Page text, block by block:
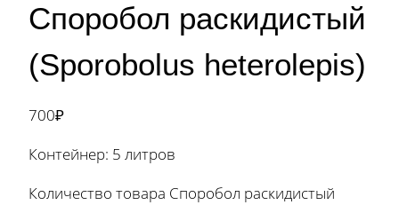
Споробол раскидистый
(Sporobolus heterolepis)
700₽
Контейнер: 5 литров
Количество товара Споробол раскидистый